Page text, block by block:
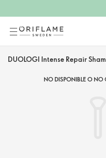
DUOLOGI Intense Repair
NO DISPONIBLE O NO